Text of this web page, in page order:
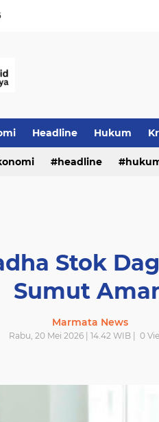
Headline Hukum
headline
Stok
Sumut
Marmata News
Rabu, 20 Mei 2026 | 14.42 WIB | 0